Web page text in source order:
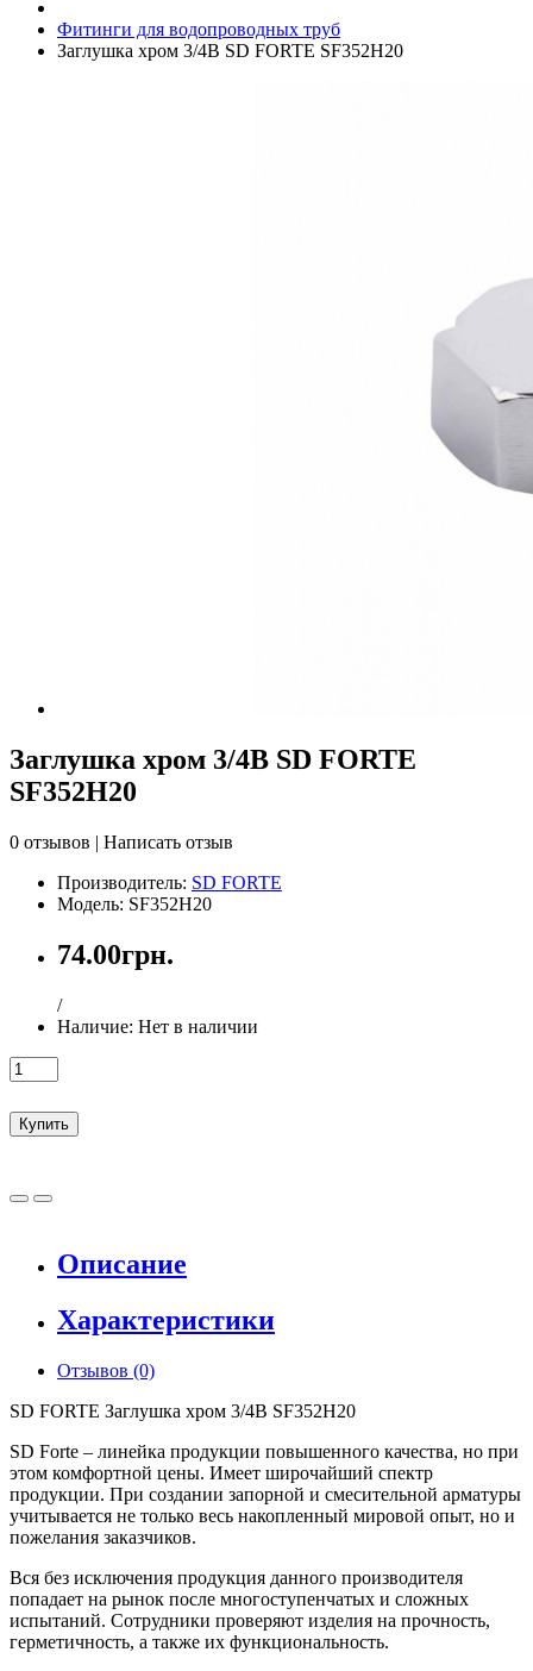
Фитинги для водопроводных труб
Заглушка хром 3/4В SD FORTE SF352H20
Заглушка хром 3/4В SD FORTE
SF352H20
0 отзывов | Написать отзыв
Производитель: SD FORTE
Модель: SF352H20
74.00грн.
/
Наличие: Нет в наличии
Купить
Описание
Характеристики
Отзывов (0)
SD FORTE Заглушка хром 3/4В SF352H20
SD Forte – линейка продукции повышенного качества, но при
этом комфортной цены. Имеет широчайший спектр
продукции. При создании запорной и смесительной арматуры
учитывается не только весь накопленный мировой опыт, но и
пожелания заказчиков.
Вся без исключения продукция данного производителя
попадает на рынок после многоступенчатых и сложных
испытаний. Сотрудники проверяют изделия на прочность,
герметичность, а также их функциональность.